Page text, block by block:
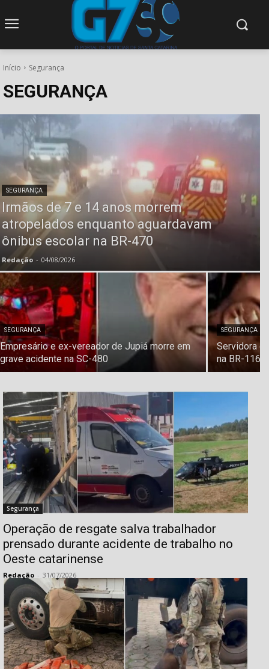
Início Segurança
SEGURANÇA
SEGURANÇA
Irmãos de 7 e 14 anos morrem
atropelados enquanto aguardavam
ônibus escolar na BR-470
Redação - 04/08/2026
SEGURANÇA
Empresário e ex-vereador de Jupiá morre em
grave acidente na SC-480
SEGURANÇA
Servidora
na BR-116
Segurança
Operação de resgate salva trabalhador
prensado durante acidente de trabalho no
Oeste catarinense
Redação - 31/07/2026
modal-check